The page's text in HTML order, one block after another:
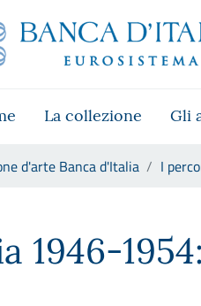
La collezione Gli
d'arte Banca d'Italia I
1946-